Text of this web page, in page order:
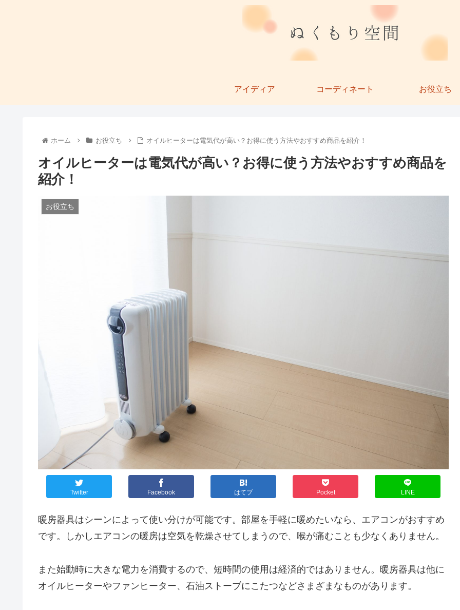
アイディア コーディネート お役立ち
ホーム お役立ち オイルヒーターは電気代が高い？お得に使う方法やおすすめ商品を紹介！
オイルヒーターは電気代が高い？お得に使う方法やおすすめ商品を
紹介！
お役立ち
Twitter Facebook はてブ Pocket LINE
暖房器具はシーンによって使い分けが可能です。部屋を手軽に暖めたいなら、エアコンがおすすめ
です。しかしエアコンの暖房は空気を乾燥させてしまうので、喉が痛むことも少なくありません。
また始動時に大きな電力を消費するので、短時間の使用は経済的ではありません。暖房器具は他に
オイルヒーターやファンヒーター、石油ストーブにこたつなどさまざまなものがあります。